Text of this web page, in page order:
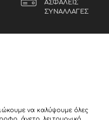
ΑΣΦΑΛΕΙΣ
ΣΥΝΑΛΛΑΓΕΣ
να καλύψουμε όλες